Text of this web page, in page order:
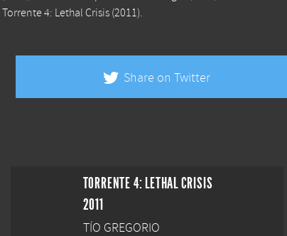
Torrente 4: Lethal Crisis (2011).
Share on Twitter
TORRENTE 4: LETHAL CRISIS
2011
TÍO GREGORIO